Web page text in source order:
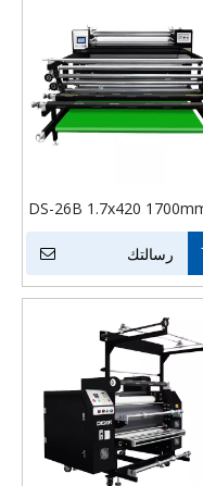
DS-26B 1.7x420
ورقة التسامي لفة
لفة نقل الحرارة الطباعة
قطع النسيج قطع القماش
آلة الصحافة الحرارة
رسالتك